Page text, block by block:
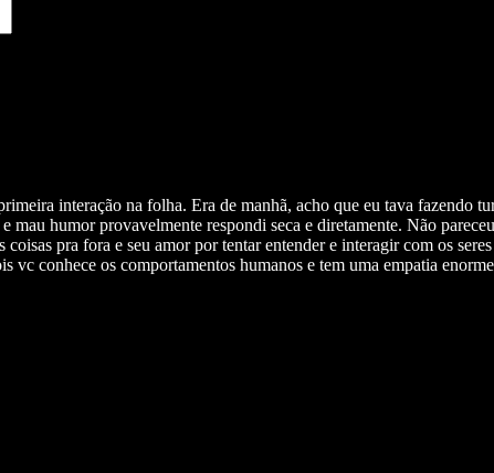
interação na folha. Era de manhã, acho que eu tava fazendo
mau humor provavelmente respondi seca e diretamente. Não
coisas pra fora e seu amor por tentar entender e interagir com os
vc conhece os comportamentos humanos e tem uma empatia